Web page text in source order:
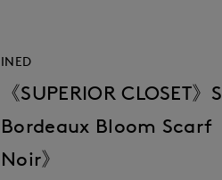
INED
《SUPERIOR CLOSET》
Bordeaux Bloom Scarf
Noir》